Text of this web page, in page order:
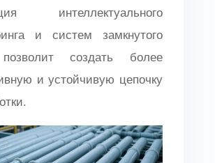
интеллектуального
и систем замкнутого
создать более
и устойчивую цепочку